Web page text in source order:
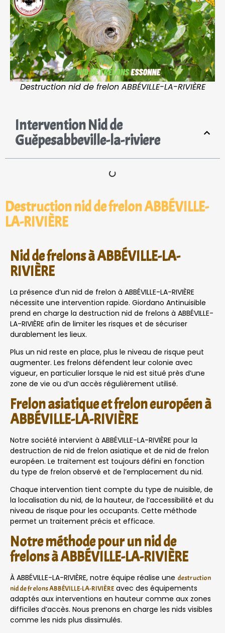
Destruction nid de frelon ABBÉVILLE-LA-RIVIÈRE
Intervention Nid de
Guêpesabbeville-la-riviere
Destruction nid de frelon ABBÉVILLE-
LA-RIVIÈRE
Nid de frelons à ABBÉVILLE-LA-
RIVIÈRE
La présence d’un nid de frelon à ABBÉVILLE-LA-RIVIÈRE
nécessite une intervention rapide. Giordano Antinuisible
prend en charge la destruction nid de frelons à ABBÉVILLE-
LA-RIVIÈRE afin de limiter les risques et de sécuriser
durablement les lieux.
Plus un nid reste en place, plus le niveau de risque peut
augmenter. Les frelons défendent leur colonie avec
vigueur, en particulier lorsque le nid est situé près d’une
zone de vie ou d’un accès régulièrement utilisé.
Frelon asiatique et frelon européen à
ABBÉVILLE-LA-RIVIÈRE
Notre société intervient à ABBÉVILLE-LA-RIVIÈRE pour la
destruction de nid de frelon asiatique et de nid de frelon
européen. Le traitement est toujours défini en fonction
du type de frelon observé et de l’emplacement du nid.
Chaque intervention tient compte du type de nuisible, de
la localisation du nid, de la hauteur, de l’accessibilité et du
niveau de risque pour les occupants. Cette méthode
permet un traitement précis et efficace.
Notre méthode pour un nid de
frelons à ABBÉVILLE-LA-RIVIÈRE
À ABBÉVILLE-LA-RIVIÈRE, notre équipe réalise une destruction
nid de frelons ABBÉVILLE-LA-RIVIÈRE avec des équipements
adaptés aux interventions en hauteur comme aux zones
difficiles d’accès. Nous prenons en charge les nids visibles
comme les nids plus dissimulés.